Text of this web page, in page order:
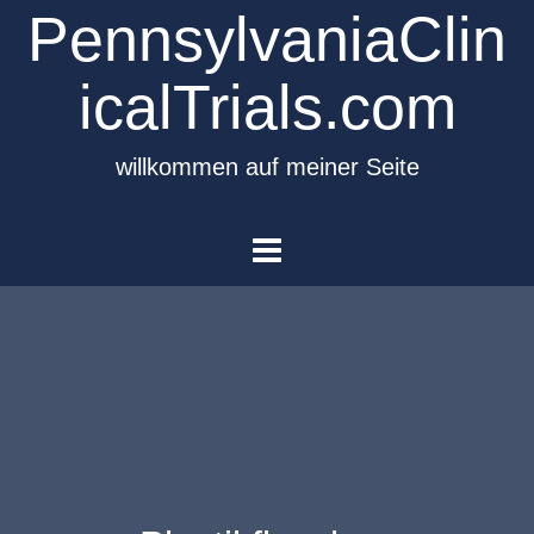
PennsylvaniaClin
icalTrials.com
willkommen auf meiner Seite